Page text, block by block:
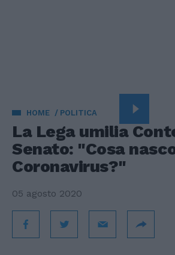
HOME POLITICA
La Lega umilia
Senato: "Cosa
Coronavirus?"
05 agosto 2020